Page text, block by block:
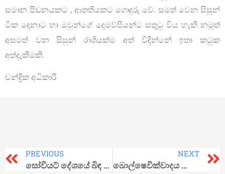
සමාන පීඩනයකට , ආතතියකට ගොදුරු වේ. සමත් වෙන සිසුන්
ටික දෙනාට හා ඔවුන්ගේ දෙමව්පියන්ට සතුටු විය හැකි නමුත්
අසමත් වන සිසුන් රාශියක්ම අත් විඳින්නේ ඉතා කටුක
අත්දැකීමකි.
චන්ද්‍රික අධිකාරි
PREVIOUS
සෝවියට් දේශයේ බිඳ වැටීම ගැන දේශපාලනික කියවීමක්
NEXT
බොල්ෂෙවික්වාදය තේරුම් ගැනීම